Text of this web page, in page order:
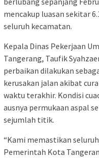
mencakup luasan sekitar
seluruh kecamatan.
Kepala Dinas Pekerjaan
Tangerang, Taufik
perbaikan dilakukan
kerusakan jalan akibat
waktu terakhir. Kondisi
ausnya permukaan aspal
sejumlah titik.
“Kami memastikan
Pemerintah Kota